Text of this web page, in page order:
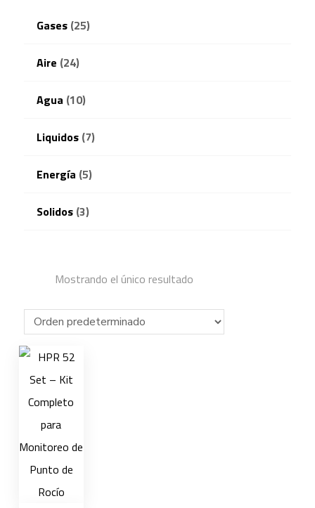
Gases(25)
Aire (24)
Agua (10)
Liquidos(7)
Energía (5)
Solidos(3)
Mostrando el único resultado